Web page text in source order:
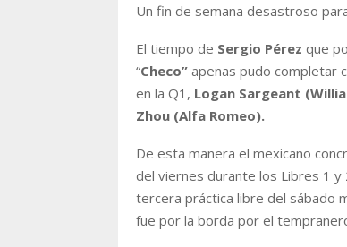
Un fin de semana desastroso
El tiempo de Sergio Pérez que
“Checo” apenas pudo completar
en la Q1, Logan Sargeant
Zhou (Alfa Romeo).
De esta manera el mexicano
del viernes durante los Libres 1 y
tercera práctica libre del sábado
fue por la borda por el